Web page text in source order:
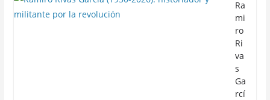
Ra
mi
ro
Ri
va
s
Ga
rcí